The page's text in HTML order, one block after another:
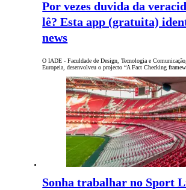
Por vezes duvida da
lê? Esta app (gratuita)
news
O IADE - Faculdade de Design, Tecnologia e
Europeia, desenvolveu o projecto “A Fact Checking
Sonha trabalhar no Sport